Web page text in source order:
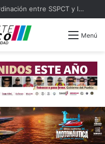
Estrategia de seguridad y coordinación entre SSPCT y las 16 policías municipales de Tabasco
Menú